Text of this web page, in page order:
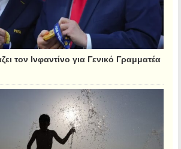
τον Ινφαντίνο για Γενικό Γραμματέα